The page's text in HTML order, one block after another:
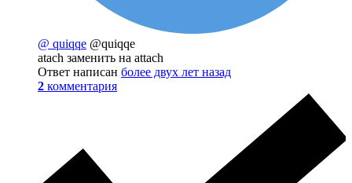
@ quiqqe @quiqqe
atach заменить на attach
Ответ написан более двух лет назад
2 комментария